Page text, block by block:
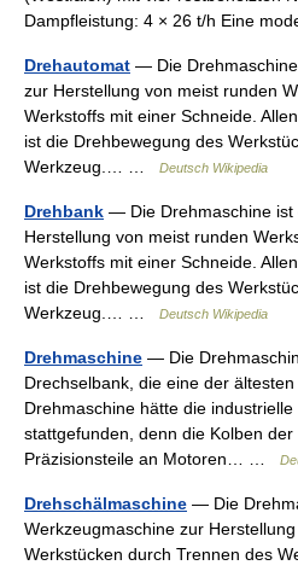
Dampfleistung: 4 × 26 t/h Eine
Drehautomat — Die
zur Herstellung von meist runden
Werkstoffs mit einer Schneide.
ist die Drehbewegung des
Werkzeug.… …
Deutsch Wikipedia
Drehbank — Die Drehmaschine ist
Herstellung von meist runden
Werkstoffs mit einer Schneide.
ist die Drehbewegung des
Werkzeug.… …
Deutsch Wikipedia
Drehmaschine — Die
Drechselbank, die eine der
Drehmaschine hätte die
stattgefunden, denn die Kolben
Präzisionsteile an Motoren… …
Drehschälmaschine — Die
Werkzeugmaschine zur
Werkstücken durch Trennen des